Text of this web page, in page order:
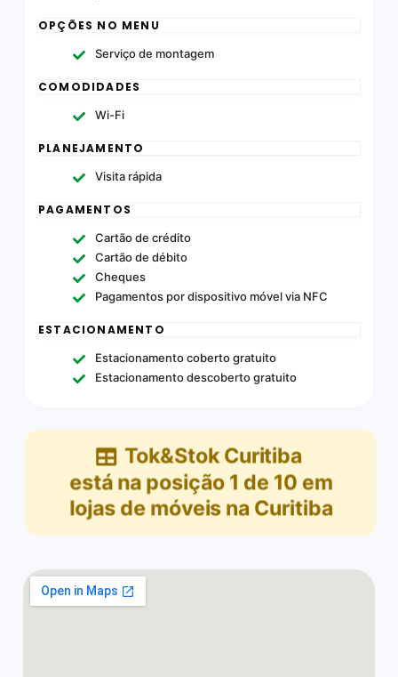
OPÇÕES NO MENU
Serviço de montagem
COMODIDADES
Wi-Fi
PLANEJAMENTO
Visita rápida
PAGAMENTOS
Cartão de crédito
Cartão de débito
Cheques
Pagamentos por dispositivo móvel via NFC
ESTACIONAMENTO
Estacionamento coberto gratuito
Estacionamento descoberto gratuito
Tok&Stok Curitiba
está na posição 1 de 10 em
lojas de móveis na Curitiba